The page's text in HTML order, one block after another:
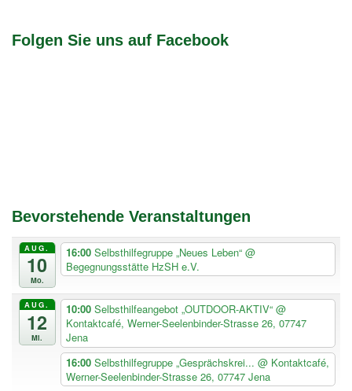
Folgen Sie uns auf Facebook
Bevorstehende Veranstaltungen
AUG.
10
Mo.
16:00 Selbsthilfegruppe „Neues Leben“ @
Begegnungsstätte HzSH e.V.
AUG.
12
Mi.
10:00 Selbsthilfeangebot „OUTDOOR-AKTIV“ @
Kontaktcafé, Werner-Seelenbinder-Strasse 26, 07747
Jena
16:00 Selbsthilfegruppe „Gesprächskrei... @ Kontaktcafé,
Werner-Seelenbinder-Strasse 26, 07747 Jena